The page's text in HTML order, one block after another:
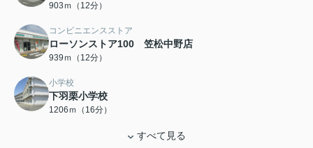
903ｍ（12分）
コンビニエンスストア
ローソンストア100 笠松中野店
939ｍ（12分）
小学校
下羽栗小学校
1206ｍ（16分）
すべて見る